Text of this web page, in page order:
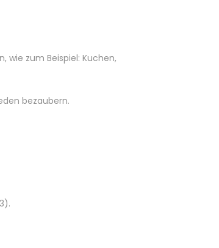
wie zum Beispiel: Kuchen,
bezaubern.